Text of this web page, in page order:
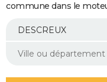
Essais
Réserver un essai
Citadines
Berlines
SUV
Forum auto
+
Mobiles
Meilleur smartphone
Internet
Ordinateurs
Jeux vidéo
Guide high-tech
Aménagement intérieur
commune dans le